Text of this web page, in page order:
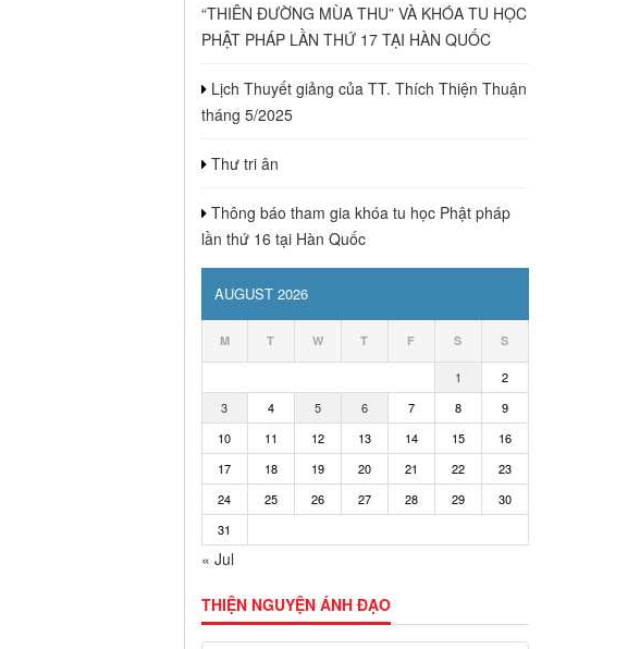
“THIÊN ĐƯỜNG MÙA THU” VÀ KHÓA TU HỌC
PHẬT PHÁP LẦN THỨ 17 TẠI HÀN QUỐC
Lịch Thuyết giảng của TT. Thích Thiện Thuận
tháng 5/2025
Thư tri ân
Thông báo tham gia khóa tu học Phật pháp
lần thứ 16 tại Hàn Quốc
AUGUST 2026
M T W T F S S
1
2
3
4 5 6 7 8
9
10
11 12 13 14 15
16
17
18 19 20 21 22
23
24
25 26 27 28 29
30
31
« Jul
THIỆN NGUYỆN ÁNH ĐẠO